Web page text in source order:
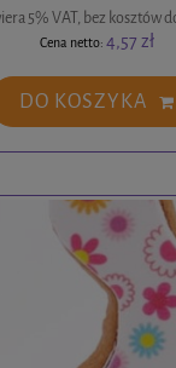
5% VAT, bez kosztów
Cena netto: 4,57 zł
DO KOSZYKA